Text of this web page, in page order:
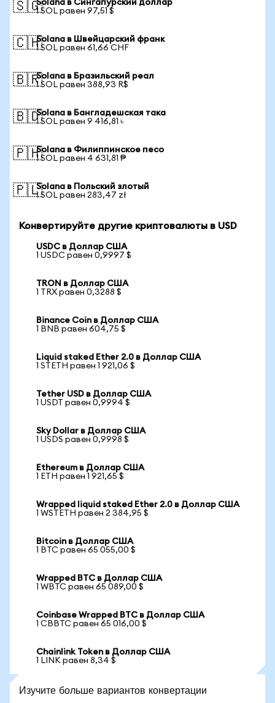
🇸🇬Solana в Сингапурский доллар
1 SOL равен 97,51 $
🇨🇭Solana в Швейцарский франк
1 SOL равен 61,66 CHF
🇧🇷Solana в Бразильский реал
1 SOL равен 388,93 R$
🇧🇩Solana в Бангладешская така
1 SOL равен 9 416,81 ৳
🇵🇭Solana в Филиппинское песо
1 SOL равен 4 631,81 ₱
🇵🇱Solana в Польский злотый
1 SOL равен 283,47 zł
Конвертируйте другие криптовалюты в USD
USDC в Доллар США
1 USDC равен 0,9997 $
TRON в Доллар США
1 TRX равен 0,3288 $
Binance Coin в Доллар США
1 BNB равен 604,75 $
Liquid staked Ether 2.0 в Доллар США
1 STETH равен 1 921,06 $
Tether USD в Доллар США
1 USDT равен 0,9994 $
Sky Dollar в Доллар США
1 USDS равен 0,9998 $
Ethereum в Доллар США
1 ETH равен 1 921,65 $
Wrapped liquid staked Ether 2.0 в Доллар США
1 WSTETH равен 2 384,95 $
Bitcoin в Доллар США
1 BTC равен 65 055,00 $
Wrapped BTC в Доллар США
1 WBTC равен 65 089,00 $
Coinbase Wrapped BTC в Доллар США
1 CBBTC равен 65 016,00 $
Chainlink Token в Доллар США
1 LINK равен 8,34 $
Изучите больше вариантов конвертации